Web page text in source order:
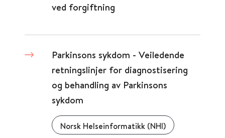
ved forgiftning
Parkinsons sykdom - Veiledende
retningslinjer for diagnostisering
og behandling av Parkinsons
sykdom
Norsk Helseinformatikk (NHI)